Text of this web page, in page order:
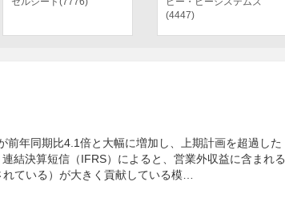
年同期比4.1倍と大幅に増加し、上期計画を超過した
結決算短信（IFRS）によると、営業外収益に含まれる
ている）が大きく貢献している模…